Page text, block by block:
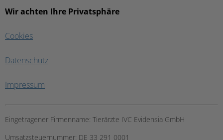
Wir achten Ihre Privatsphäre
Cookies
Datenschutz
Impressum
Eingetragener Firmenname: Tierärzte IVC Evidensia GmbH
Umsatzsteuernummer: DE 33 291 0001